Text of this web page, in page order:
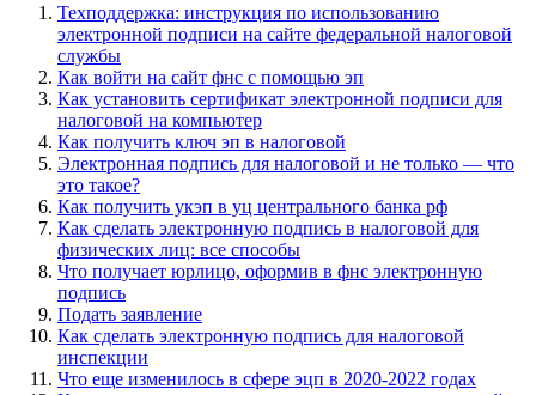
Техподдержка: инструкция по использованию
электронной подписи на сайте федеральной налоговой
службы
Как войти на сайт фнс с помощью эп
Как установить сертификат электронной подписи для
налоговой на компьютер
Как получить ключ эп в налоговой
Электронная подпись для налоговой и не только — что
это такое?
Как получить укэп в уц центрального банка рф
Как сделать электронную подпись в налоговой для
физических лиц: все способы
Что получает юрлицо, оформив в фнс электронную
подпись
Подать заявление
Как сделать электронную подпись для налоговой
инспекции
Что еще изменилось в сфере эцп в 2020-2022 годах